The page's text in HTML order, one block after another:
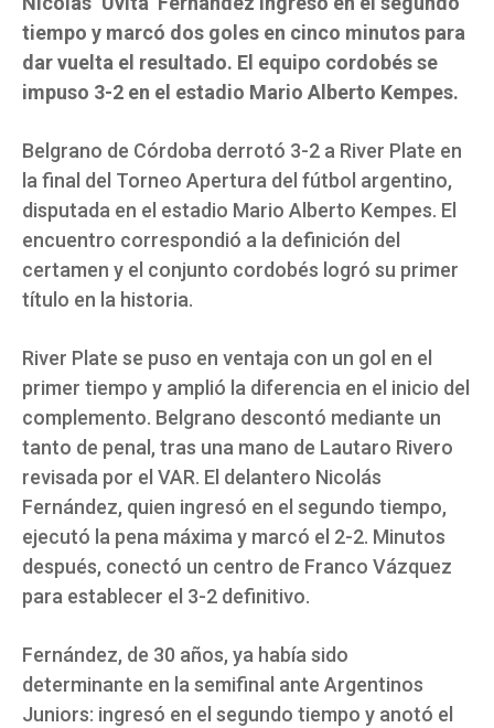
tiempo y marcó dos goles en cinco minutos para
dar vuelta el resultado. El equipo cordobés se
impuso 3-2 en el estadio Mario Alberto Kempes.
Belgrano de Córdoba derrotó 3-2 a River Plate en
la final del Torneo Apertura del fútbol argentino,
disputada en el estadio Mario Alberto Kempes. El
encuentro correspondió a la definición del
certamen y el conjunto cordobés logró su primer
título en la historia.
River Plate se puso en ventaja con un gol en el
primer tiempo y amplió la diferencia en el inicio del
complemento. Belgrano descontó mediante un
tanto de penal, tras una mano de Lautaro Rivero
revisada por el VAR. El delantero Nicolás
Fernández, quien ingresó en el segundo tiempo,
ejecutó la pena máxima y marcó el 2-2. Minutos
después, conectó un centro de Franco Vázquez
para establecer el 3-2 definitivo.
Fernández, de 30 años, ya había sido
determinante en la semifinal ante Argentinos
Juniors: ingresó en el segundo tiempo y anotó el